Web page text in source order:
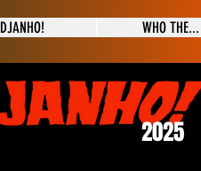
DJANHO! WHO THE...
2025